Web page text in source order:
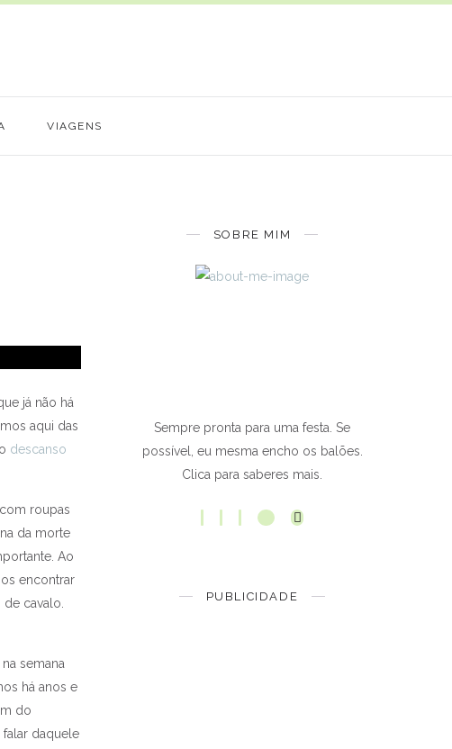
VIAGENS
já não há
aqui das
descanso
roupas
da morte
Ao
encontrar
cavalo.
semana
há anos e
do
daquele
SOBRE MIM
Sempre pronta para uma festa. Se
possível, eu mesma encho os balões.
Clica para saberes mais.
PUBLICIDADE